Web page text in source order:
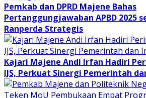
Pemkab dan DPRD Majene Bahas
Pertanggungjawaban APBD 2025
Ranperda Strategis
Kajari Majene Andi Irfan Hadiri
IJS, Perkuat Sinergi Pemerintah